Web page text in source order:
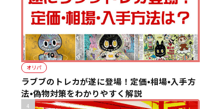
オリパ
ラブブのトレカが遂に登場！定価•相場•入手方
法•偽物対策をわかりやすく解説